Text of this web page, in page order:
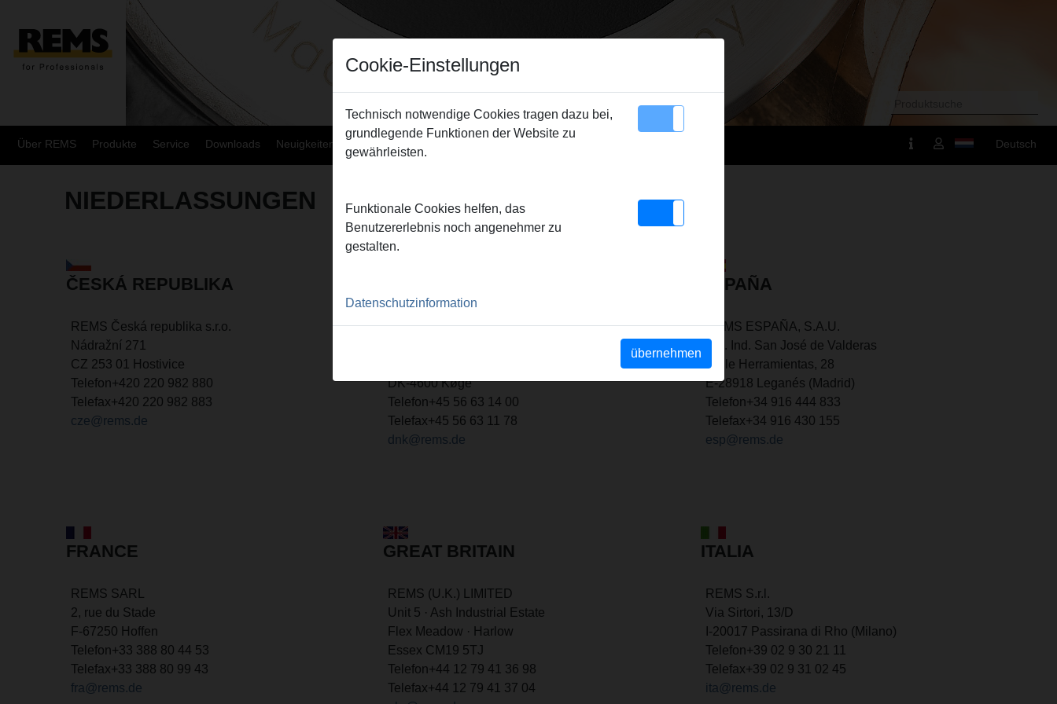
Über REMS Produkte Service Downloads Neuigkeiten Sitemap Deutsch
NIEDERLASSUNGEN
ČESKÁ REPUBLIKA
REMS Česká republika s.r.o.
Nádražní 271
CZ 253 01 Hostivice
Telefon+420 220 982 880
Telefax+420 220 982 883
cze@rems.de
REMS Scandinavia A/S
DK-4600 Køge
Telefon+45 56 63 14 00
Telefax+45 56 63 11 78
dnk@rems.de
ESPAÑA
REMS ESPAÑA, S.A.U.
Pol. Ind. San José de Valderas
Calle Herramientas, 28
E-28918 Leganés (Madrid)
Telefon+34 916 444 833
Telefax+34 916 430 155
esp@rems.de
FRANCE
REMS SARL
2, rue du Stade
F-67250 Hoffen
Telefon+33 388 80 44 53
Telefax+33 388 80 99 43
fra@rems.de
GREAT BRITAIN
REMS (U.K.) LIMITED
Unit 5 · Ash Industrial Estate
Flex Meadow · Harlow
Essex CM19 5TJ
Telefon+44 12 79 41 36 98
Telefax+44 12 79 41 37 04
ITALIA
REMS S.r.l.
Via Sirtori, 13/D
I-20017 Passirana di Rho (Milano)
Telefon+39 02 9 30 21 11
Telefax+39 02 9 31 02 45
ita@rems.de
Cookie-Einstellungen
Technisch notwendige Cookies tragen dazu bei,
grundlegende Funktionen der Website zu
gewährleisten.
Funktionale Cookies helfen, das
Benutzererlebnis noch angenehmer zu
gestalten.
Datenschutzinformation
übernehmen